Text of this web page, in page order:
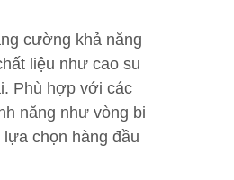
cường khả năng
liệu như cao su
Phù hợp với các
năng như vòng bi
chọn hàng đầu